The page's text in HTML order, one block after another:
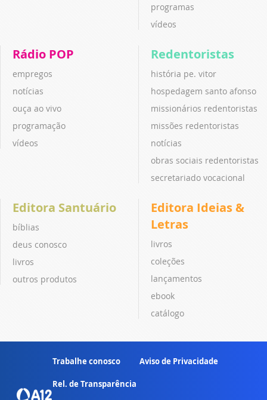
programas
vídeos
Rádio POP
empregos
notícias
ouça ao vivo
programação
vídeos
Redentoristas
história pe. vitor
hospedagem santo afonso
missionários redentoristas
missões redentoristas
notícias
obras sociais redentoristas
secretariado vocacional
Editora Santuário
bíblias
deus conosco
livros
outros produtos
Editora Ideias &
Letras
livros
coleções
lançamentos
ebook
catálogo
Trabalhe conosco Aviso de Privacidade
Rel. de Transparência